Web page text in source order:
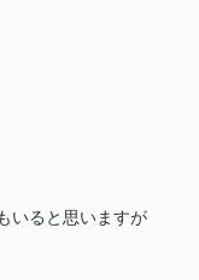
いると思いますが